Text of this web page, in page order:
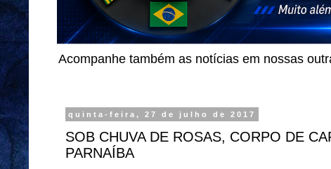
Acompanhe também as notícias em nossas
quinta-feira, 27 de julho de 2017
SOB CHUVA DE ROSAS, CORPO DE
PARNAÍBA